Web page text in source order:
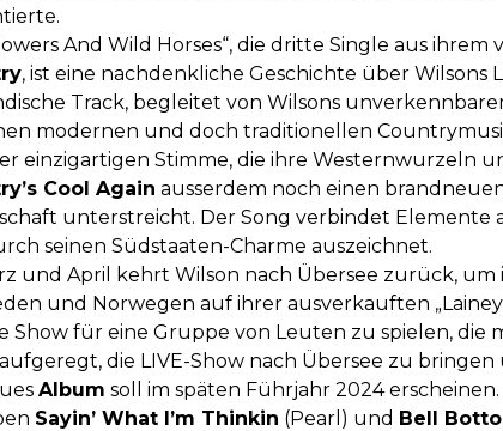
And Wild Horses“, die dritte Single aus
, ist eine nachdenkliche Geschichte über
Track, begleitet von Wilsons
modernen und doch traditionellen
einzigartigen Stimme, die ihre Westernwurzeln
Cool Again ausserdem noch einen
unterstreicht. Der Song verbindet Elemente
seinen Südstaaten-Charme auszeichnet.
und April kehrt Wilson nach Übersee zurück,
und Norwegen auf ihrer ausverkauften „Lainey
Show für eine Gruppe von Leuten zu spielen, die
die LIVE-Show nach Übersee zu
Album soll im späten Führjahr 2024
Sayin’ What I’m Thinkin (Pearl) und Bell